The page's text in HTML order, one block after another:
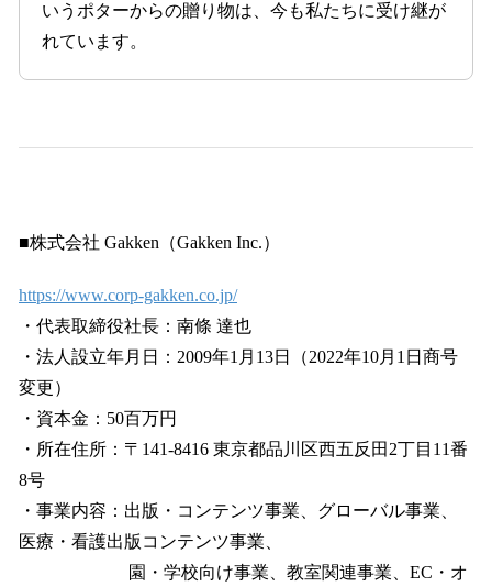
いうポターからの贈り物は、今も私たちに受け継が
れています。
■株式会社 Gakken（Gakken Inc.）
https://www.corp-gakken.co.jp/
・代表取締役社長：南條 達也
・法人設立年月日：2009年1月13日（2022年10月1日商号
変更）
・資本金：50百万円
・所在住所：〒141-8416 東京都品川区西五反田2丁目11番
8号
・事業内容：出版・コンテンツ事業、グローバル事業、
医療・看護出版コンテンツ事業、
園・学校向け事業、教室関連事業、EC・オ